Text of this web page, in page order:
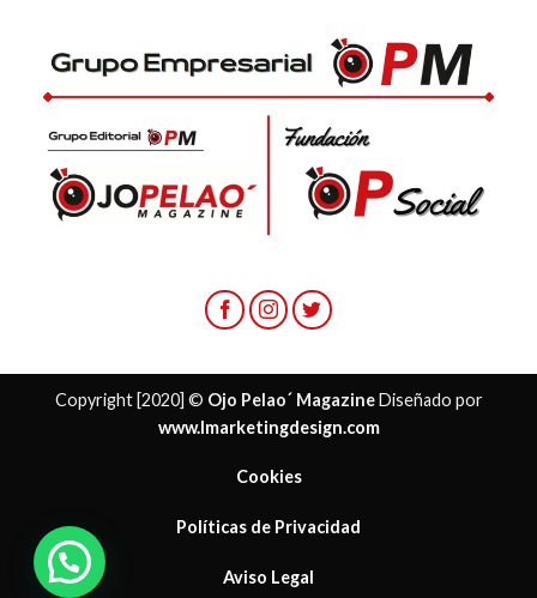
Copyright [2020] © Ojo Pelao´ MagazineDiseñado por
www.lmarketingdesign.com
Cookies
Políticas de Privacidad
Aviso Legal